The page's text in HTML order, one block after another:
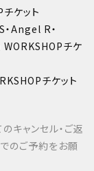
ケット
Angel R・
WORKSHOPチケ
チケット
キャンセル・ご返
のご予約をお願